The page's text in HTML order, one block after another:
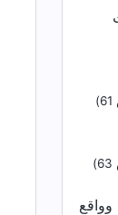
وواقع